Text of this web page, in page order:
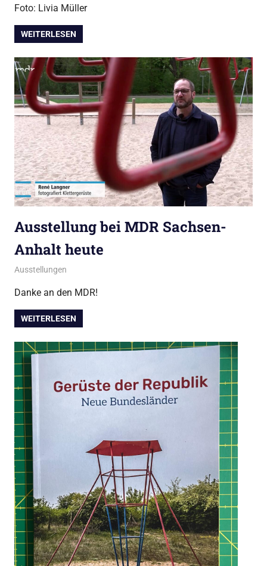
Foto: Livia Müller
WEITERLESEN
Ausstellung bei MDR Sachsen-
Anhalt heute
April 27, 2026
admin
Ausstellungen
Danke an den MDR!
WEITERLESEN